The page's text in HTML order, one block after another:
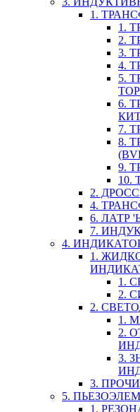
1.
1.
2.
3.
4.
5.
6.
7.
8.
9.
10.
2.
4.
6. ЛАТР
7.
4.
1.
1.
2.
2.
1.
2.
3.
3.
5.
1.